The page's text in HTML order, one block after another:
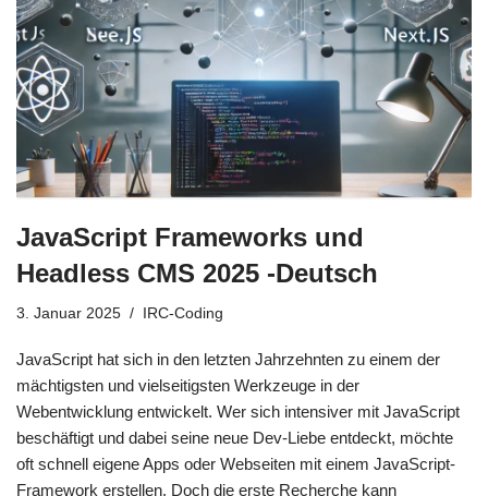
JavaScript Frameworks und
Headless CMS 2025 -Deutsch
3. Januar 2025 IRC-Coding
JavaScript hat sich in den letzten Jahrzehnten zu einem der
mächtigsten und vielseitigsten Werkzeuge in der
Webentwicklung entwickelt. Wer sich intensiver mit JavaScript
beschäftigt und dabei seine neue Dev-Liebe entdeckt, möchte
oft schnell eigene Apps oder Webseiten mit einem JavaScript-
Framework erstellen. Doch die erste Recherche kann